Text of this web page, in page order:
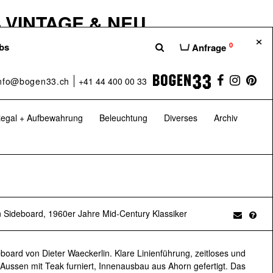
×
Anfrage 0
+41 44 400 00 33
+ Aufbewahrung Beleuchtung Diverses
Archiv
Sideboard, 1960er Jahre Mid-Century Klassiker
von Dieter Waeckerlin. Klare Linienführung, zeitloses und
mit Teak furniert, Innenausbau aus Ahorn gefertigt. Das
& NEU
unserer Möbelshops Bogen33,
ihr das Beste aus der Welt des
bei uns im H100.
10:00–17:00 Uhr
H100 – Das Möbelhaus
20 Jahren auf Vintage-Möbel und